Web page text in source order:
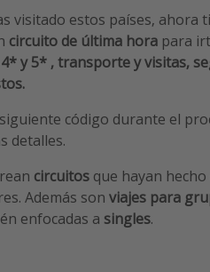
visitado estos países, ahora
circuito de última hora para
y 5* , transporte y visitas,
código durante el
detalles.
circuitos que hayan
Además son viajes para
enfocadas a singles.